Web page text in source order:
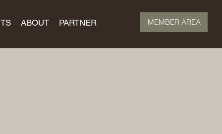
MEMBER AREA
ABOUT PARTNER